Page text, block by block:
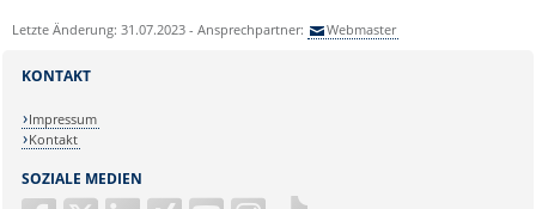
Letzte Änderung: 31.07.2023 - Ansprechpartner: Webmaster
SOZIALE MEDIEN
KONTAKT
Impressum
Kontakt